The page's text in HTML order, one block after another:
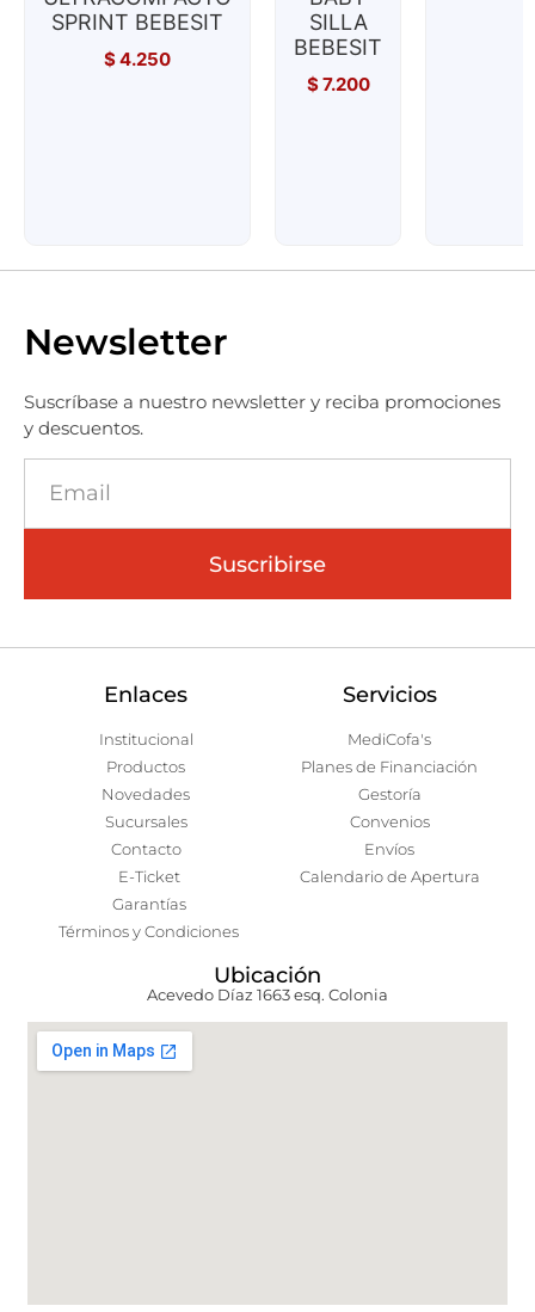
SPRINT BEBESIT
$4.250
SILLA
BEBESIT
$7.200
Newsletter
Suscríbase a nuestro newsletter y reciba promociones
y descuentos.
Suscribirse
Enlaces
Institucional
Productos
Novedades
Sucursales
Contacto
E-Ticket
Garantías
Términos y Condiciones
Servicios
MediCofa's
Planes de Financiación
Gestoría
Convenios
Envíos
Calendario de Apertura
Ubicación
Acevedo Díaz 1663 esq. Colonia